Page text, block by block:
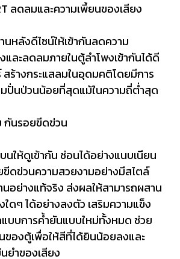
ลดลมและความเพี้ยนของเสียง
หลังดีไซน์ให้เข้ากันลดความ
และลดลมภายในตู้ลำโพงเข้ากันได้ดี
ร้างกระแสลมในอุดมคติโดยมีการ
ปั่นป่วนน้อยที่สุดแม้ในความถี่ต่ำสุด
กันรอยขีดข่วน
นให้ดูเข้ากัน ซ่อนได้อย่างแนบเนียน
ขีดข่วนความสวยงามอย่างมีสไตล์
อย่างแท้จริง ส่งผลให้สามารถผสาน
ใดๆ ได้อย่างลงตัว เสริมความแข็ง
บบการค้ำยันแบบใหม่ทั้งหมด ช่วย
ของตู้เพื่อให้สีที่ได้ยินน้อยลงและ
ยำของเสียง